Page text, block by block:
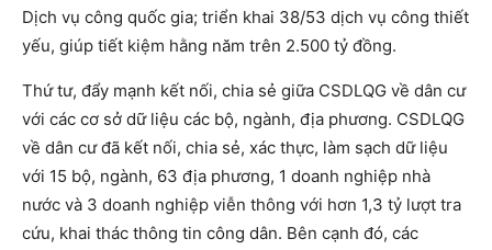
Dịch vụ công quốc gia; triển khai 38/53 dịch vụ công thiết
yếu, giúp tiết kiệm hằng năm trên 2.500 tỷ đồng.
Thứ tư, đẩy mạnh kết nối, chia sẻ giữa CSDLQG về dân cư
với các cơ sở dữ liệu các bộ, ngành, địa phương. CSDLQG
về dân cư đã kết nối, chia sẻ, xác thực, làm sạch dữ liệu
với 15 bộ, ngành, 63 địa phương, 1 doanh nghiệp nhà
nước và 3 doanh nghiệp viễn thông với hơn 1,3 tỷ lượt tra
cứu, khai thác thông tin công dân. Bên cạnh đó, các